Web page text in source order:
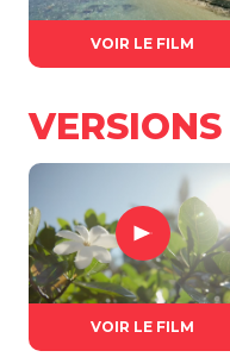
VOIR LE FILM
VOIR LE FILM